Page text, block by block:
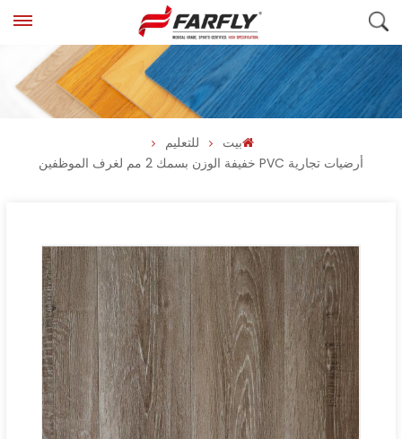
بيت
للتعليم
أرضيات تجارية PVC خفيفة الوزن بسمك 2 مم لغرف الموظفين